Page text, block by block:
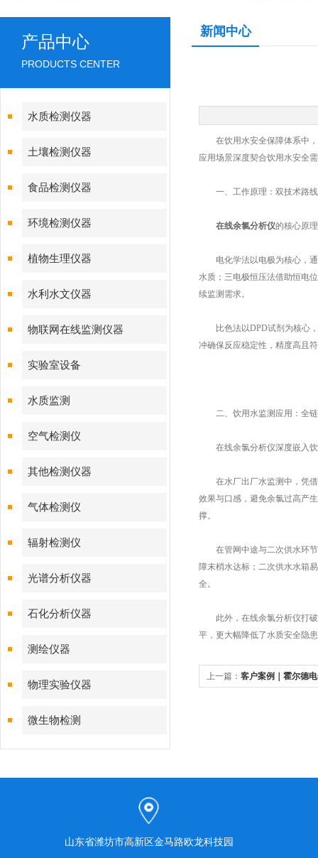
产品中心
PRODUCTS CENTER
水质检测仪器
土壤检测仪器
食品检测仪器
环境检测仪器
植物生理仪器
水利水文仪器
物联网在线监测仪器
实验室设备
水质监测
空气检测仪
其他检测仪器
气体检测仪
辐射检测仪
光谱分析仪器
石化分析仪器
测绘仪器
物理实验仪器
微生物检测
新闻中心
在饮用水安全保障体系中，
应用场景深度契合饮用水安全
一、工作原理：双技术路线
在线余氯分析仪的核心原
电化学法以电极为核心，通
水质；三电极恒压法借助恒电
续监测需求。
比色法以DPD试剂为核心，
冲确保反应稳定性，精度高且
二、饮用水监测应用：全链
在线余氯分析仪深度嵌入饮
在水厂出厂水监测中，凭借
效果与口感，避免余氯过高产
撑。
在管网中途与二次供水环节
障末梢水达标；二次供水水箱
全。
此外，在线余氯分析仪打破
平，更大幅降低了水质安全隐
上一篇： 客户案例｜霍尔德
山东省潍坊市高新区金马路欧龙科技园